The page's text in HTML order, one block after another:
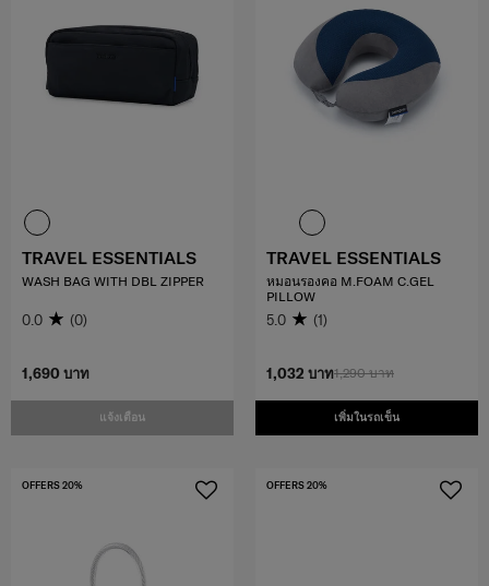
1,690 บาท
แจ้งเตือน
TRAVEL ESSENTIALS
WASH BAG WITH DBL ZIPPER
0.0 (0)
1,290 บาท
1,032 บาท
เพิ่มในรถเข็น
TRAVEL ESSENTIALS
หมอนรองคอ M.FOAM C.GEL
PILLOW
5.0 (1)
OFFERS 20% OFFERS 20%